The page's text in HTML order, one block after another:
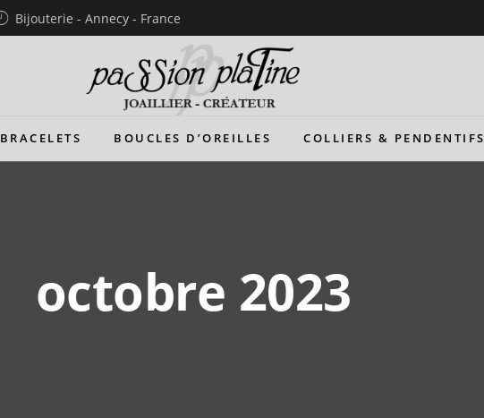
Bijouterie - Annecy - France
BRACELETS BOUCLES D’OREILLES COLLIERS & PENDENTIFS
octobre 2023